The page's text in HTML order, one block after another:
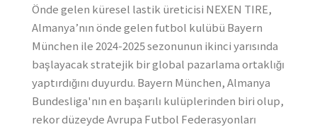
Önde gelen küresel lastik üreticisi NEXEN TIRE,
Almanya’nın önde gelen futbol kulübü Bayern
München ile 2024-2025 sezonunun ikinci yarısında
başlayacak stratejik bir global pazarlama ortaklığı
yaptırdığını duyurdu. Bayern München, Almanya
Bundesliga'nın en başarılı kulüplerinden biri olup,
rekor düzeyde Avrupa Futbol Federasyonları